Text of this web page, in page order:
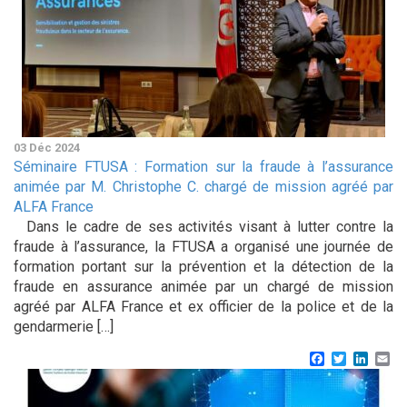
03 Déc 2024
Séminaire FTUSA : Formation sur la fraude à l’assurance
animée par M. Christophe C. chargé de mission agréé par
ALFA France
Dans le cadre de ses activités visant à lutter contre la
fraude à l’assurance, la FTUSA a organisé une journée de
formation portant sur la prévention et la détection de la
fraude en assurance animée par un chargé de mission
agréé par ALFA France et ex officier de la police et de la
gendarmerie […]
Facebook
Twitter